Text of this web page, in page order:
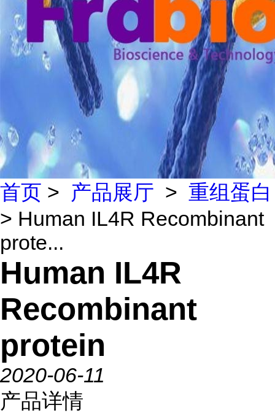
首页 > 产品展厅 > 重组蛋白
> Human IL4R Recombinant
prote...
Human IL4R
Recombinant
protein
2020-06-11
产品详情